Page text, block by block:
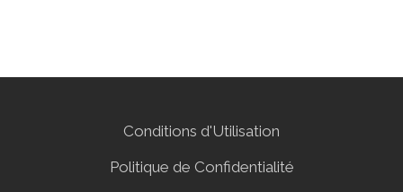
Conditions d'Utilisation
Politique de Confidentialité